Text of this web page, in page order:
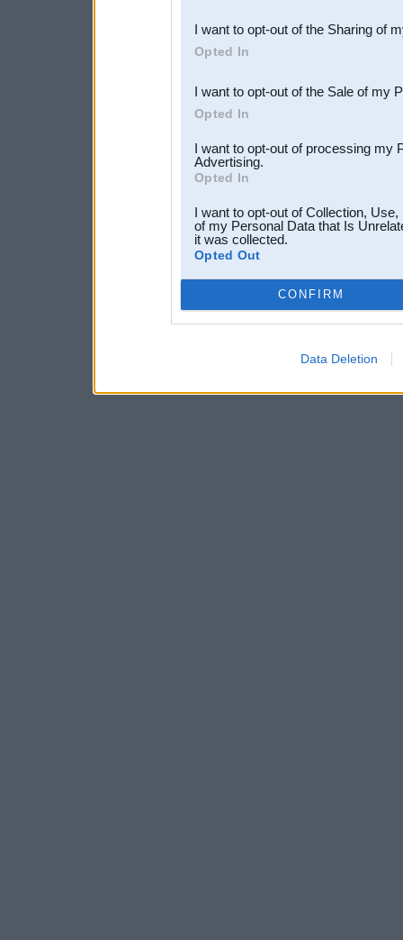
Downstream Participants
third parties.
I want to opt-out of the Sharing of
Opted In
I want to opt-out of the Sale of my
Opted In
I want to opt-out of processing my
Advertising.
Opted In
I want to opt-out of Collection,
of my Personal Data that Is
it was collected.
Opted Out
CONFIRM
Data Deletion